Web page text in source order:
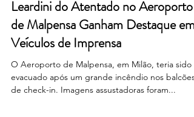
Imagens gravadas pela Assessoria
Leardini do Atentado no Aeroporto
de Malpensa Ganham Destaque em
Veículos de Imprensa
O Aeroporto de Malpensa, em Milão, teria sido